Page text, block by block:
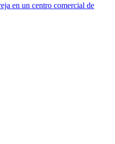
en un centro comercial de